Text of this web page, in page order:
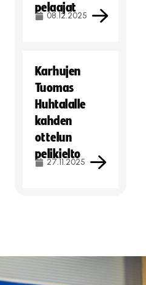
pelaajat
08.12.2025
Karhujen
Tuomas
Huhtalalle
kahden
ottelun
pelikielto
27.11.2025